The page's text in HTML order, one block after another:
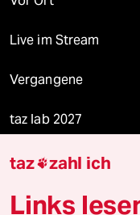
Live im Stream
Vergangene
taz lab 2027
Mehr taz Lesestoff
taz zahl ich
Links